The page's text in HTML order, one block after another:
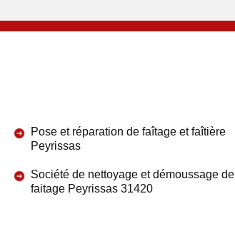
Pose et réparation de faîtage et faîtière
Peyrissas
Société de nettoyage et démoussage de
faitage Peyrissas 31420